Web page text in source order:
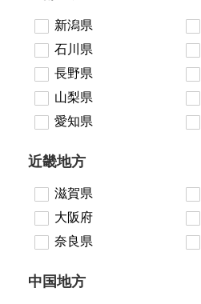
新潟県
石川県
長野県
山梨県
愛知県
近畿地方
滋賀県
大阪府
奈良県
中国地方